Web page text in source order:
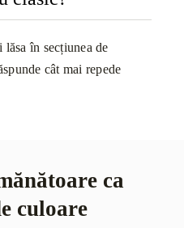
în secțiunea de
cât mai repede
ca
culoare